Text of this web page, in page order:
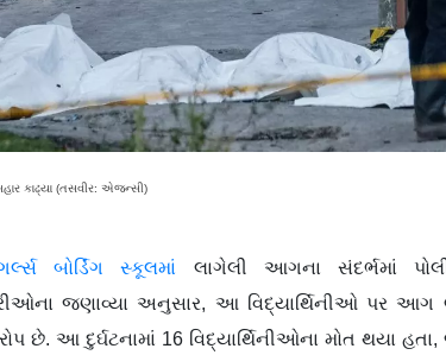
કાઢ્યા (તસવીર: એજન્સી)
બોર્ડિંગ સ્કૂલમાં લાગેલી આગના સંદર્ભમાં
જણાવ્યા અનુસાર, આ વિદ્યાર્થિનીઓ પર આગ
આ દુર્ઘટનામાં 16 વિદ્યાર્થિનીઓના મોત થયા હતા,